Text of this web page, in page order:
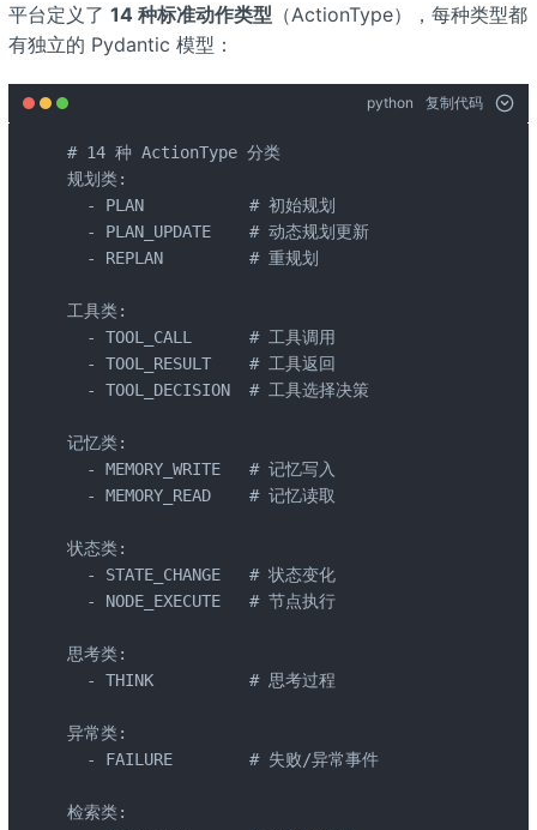
平台定义了 14 种标准动作类型 （ActionType），每种类型都
有独立的 Pydantic 模型：
python 复制代码
# 14 种 ActionType 分类
规划类:
  - PLAN           # 初始规划
  - PLAN_UPDATE    # 动态规划更新
  - REPLAN         # 重规划
工具类:
  - TOOL_CALL      # 工具调用
  - TOOL_RESULT    # 工具返回
  - TOOL_DECISION  # 工具选择决策
记忆类:
  - MEMORY_WRITE   # 记忆写入
  - MEMORY_READ    # 记忆读取
状态类:
  - STATE_CHANGE   # 状态变化
  - NODE_EXECUTE   # 节点执行
思考类:
  - THINK          # 思考过程
异常类:
  - FAILURE        # 失败/异常事件
检索类: